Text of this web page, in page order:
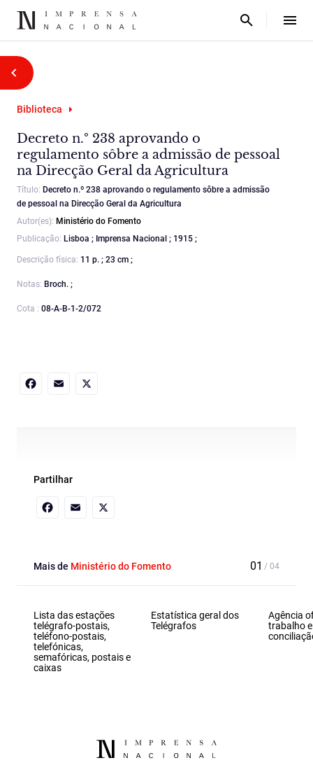
Biblioteca
Decreto n.º 238 aprovando o
regulamento sôbre a admissão de pessoal
na Direcção Geral da Agricultura
Título: Decreto n.º 238 aprovando o regulamento sôbre a admissão
de pessoal na Direcção Geral da Agricultura
Autor(es): Ministério do Fomento
Publicação: Lisboa ; Imprensa Nacional ; 1915 ;
Descrição física: 11 p. ; 23 cm ;
Notas: Broch. ;
Cota : 08-A-B-1-2/072
Partilhar
Mais de Ministério do Fomento
Lista das estações
telégrafo-postais,
teléfono-postais,
telefónicas,
semafóricas, postais e
caixas
Estatística geral dos
Telégrafos
Agência
trabalho